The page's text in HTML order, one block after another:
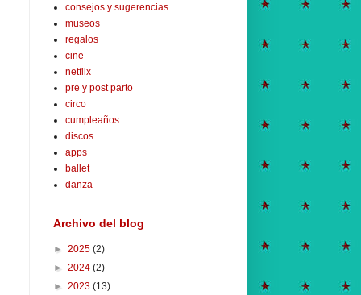
consejos y sugerencias
museos
regalos
cine
netflix
pre y post parto
circo
cumpleaños
discos
apps
ballet
danza
Archivo del blog
► 2025 (2)
► 2024 (2)
► 2023 (13)